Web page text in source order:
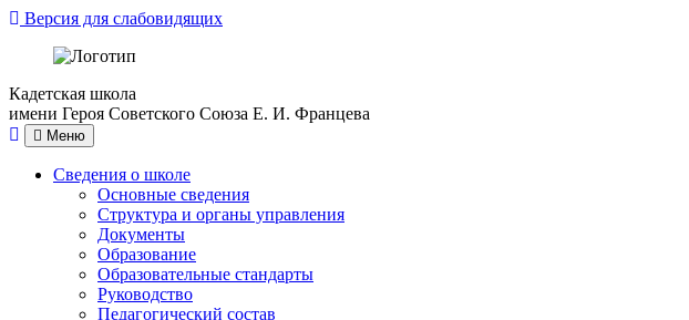
Версия для слабовидящих
Кадетская школа
имени Героя Советского Союза Е. И. Францева
Меню
Сведения о школе
Основные сведения
Структура и органы управления
Документы
Образование
Образовательные стандарты
Руководство
Педагогический состав